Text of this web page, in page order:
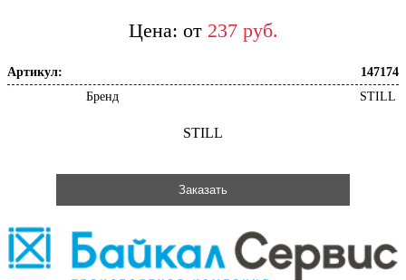
от 237 руб.
Артикул:
147174
Бренд
STILL
STILL
Заказать